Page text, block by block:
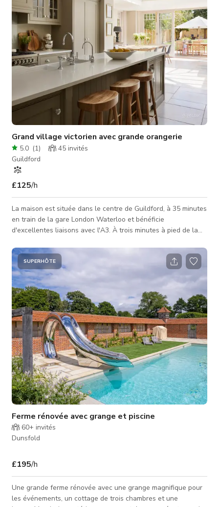
cinéma 5 x chambres 4 x salles de bain (2 avec baignoires) 2 x
salles de douche 1 x toil
Grand village victorien avec grande orangerie
5.0 (1) 45 invités
Guildford
£125/h
La maison est située dans le centre de Guildford, à 35 minutes
en train de la gare London Waterloo et bénéficie
d'excellentes liaisons avec l'A3. À trois minutes à pied de la
gare principale de Guildford. 6 chambres, 4 salles de bain,
orangerie, vestiaire, salon avec hauts plafonds. Lustres dans
le salon, la salle de bain principale et le couloir.
SUPERHÔTE
Ferme rénovée avec grange et piscine
60+ invités
Dunsfold
£195/h
Une grande ferme rénovée avec une grange magnifique pour
les événements, un cottage de trois chambres et une